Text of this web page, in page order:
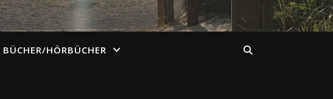
BÜCHER/HÖRBÜCHER